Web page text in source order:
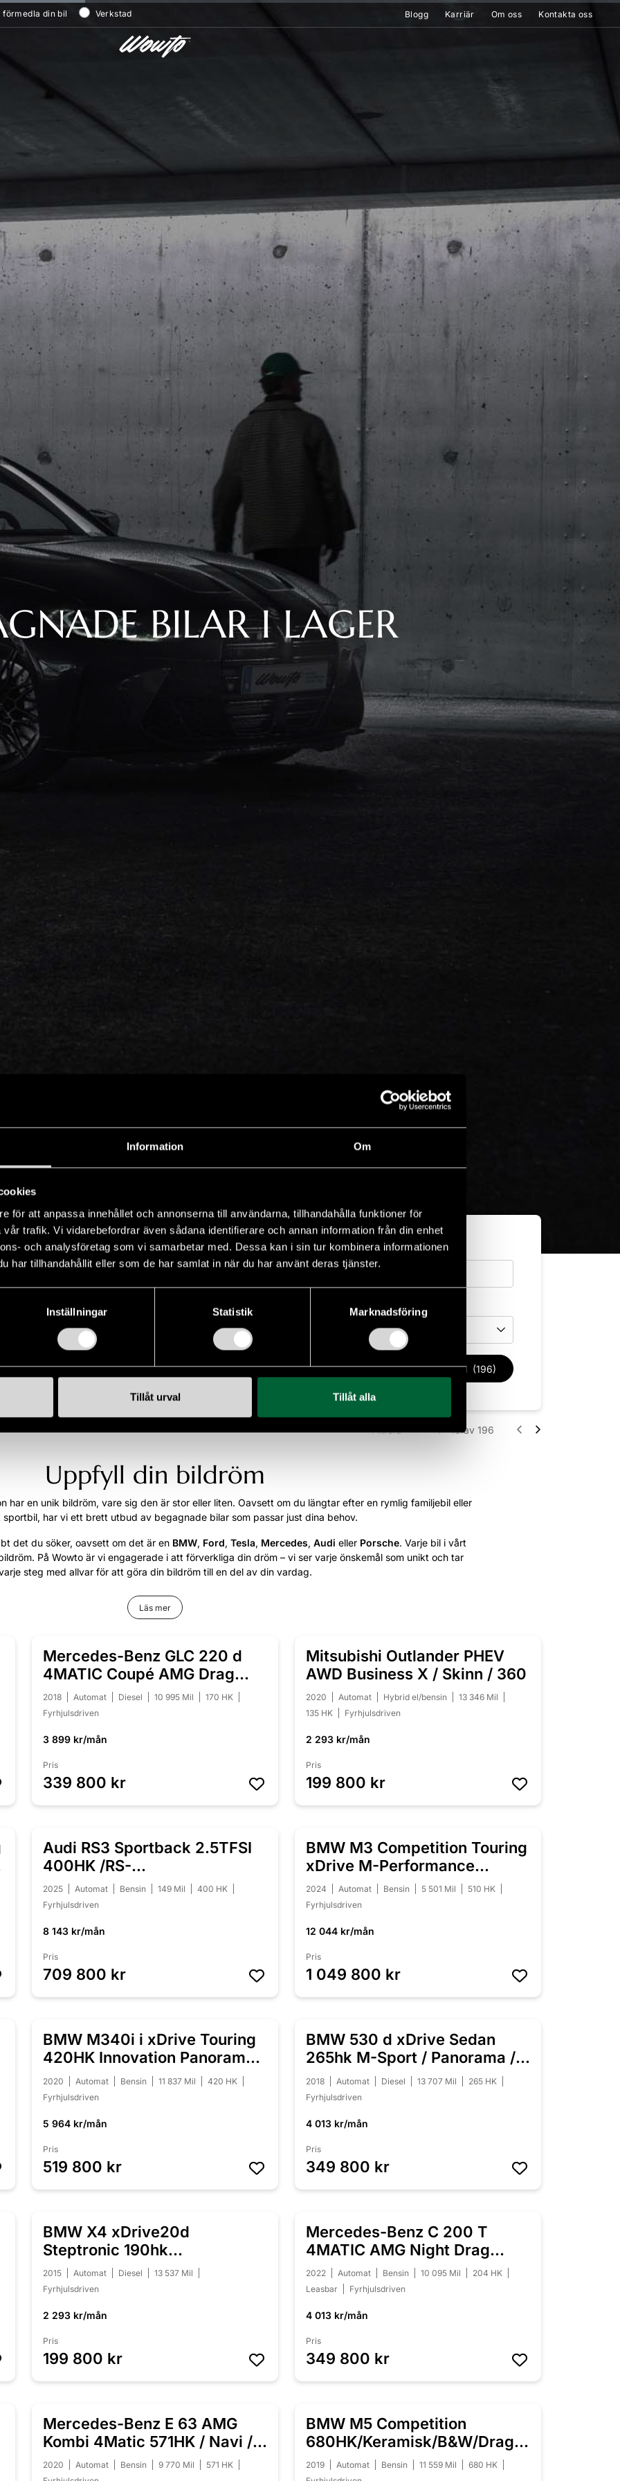
Information Om
för att anpassa innehållet och annonserna till användarna, tillhandahålla funktioner för
trafik. Vi vidarebefordrar även sådana identifierare och annan information från din enhet
och analysföretag som vi samarbetar med. Dessa kan i sin tur kombinera informationen
har tillhandahållit eller som de har samlat in när du har använt deras tjänster.
Inställningar Statistik Marknadsföring
Tillåt urval Tillåt alla
förmedla din bil Verkstad Blogg Karriär Om oss Kontakta oss
BILAR I LAGER
utrustning
Drivmedel
Drivmedel
Mina favoriter Rensa filter Sök bil (196)
Filtrera 1 - 18av 196
Uppfyll din bildröm
har en unik bildröm, vare sig den är stor eller liten. Oavsett om du längtar efter en rymlig familjebil eller
sportbil, har vi ett brett utbud av begagnade bilar som passar just dina behov.
det du söker, oavsett om det är en BMW, Ford, Tesla, Mercedes, Audi eller Porsche. Varje bil i vårt
På Wowto är vi engagerade i att förverkliga din dröm – vi ser varje önskemål som unikt och tar
steg med allvar för att göra din bildröm till en del av din vardag.
Läs mer
NYINKOMMEN
Mercedes-Benz GLC 220 d
4MATIC Coupé AMG Drag
Panorama
2018 Automat Diesel 10 995 Mil
170 HK
Fyrhjulsdriven
3 899 kr/mån
Pris
339 800 kr
NYINKOMMEN
Mitsubishi Outlander PHEV
AWD Business X / Skinn / 360
2020 Automat Hybrid el/bensin
13 346 Mil
135 HK
Fyrhjulsdriven
2 293 kr/mån
Pris
199 800 kr
NYINKOMMEN
Audi RS3 Sportback 2.5TFSI
400HK /RS-
Skalstolar/Svensksåld
2025 Automat Bensin 149 Mil
400 HK
Fyrhjulsdriven
8 143 kr/mån
Pris
709 800 kr
NYINKOMMEN
BMW M3 Competition Touring
xDrive M-Performance
Individual
2024 Automat Bensin 5 501 Mil
510 HK
Fyrhjulsdriven
12 044 kr/mån
Pris
1 049 800 kr
NYINKOMMEN
BMW M340i i xDrive Touring
420HK Innovation Panorama
Laser
2020 Automat Bensin 11 837 Mil
420 HK
Fyrhjulsdriven
5 964 kr/mån
Pris
519 800 kr
NYINKOMMEN
BMW 530 d xDrive Sedan
265hk M-Sport / Panorama /
HUD / H/K
2018 Automat Diesel 13 707 Mil
265 HK
Fyrhjulsdriven
4 013 kr/mån
Pris
349 800 kr
BMW X4 xDrive20d
Steptronic 190hk
Drag/Värmare/Backkamera
2015 Automat Diesel
13 537 Mil
Fyrhjulsdriven
2 293 kr/mån
Pris
199 800 kr
NYINKOMMEN
Mercedes-Benz C 200 T
4MATIC AMG Night Drag
Värmare Moms
2022 Automat Bensin 10 095 Mil
204 HK
Leasbar
Fyrhjulsdriven
4 013 kr/mån
Pris
349 800 kr
NYINKOMMEN
Mercedes-Benz E 63 AMG
Kombi 4Matic 571HK / Navi /
Pano
2020 Automat Bensin 9 770 Mil
571 HK
BMW M5 Competition
680HK/Keramisk/B&W/Drag/SoftClose/Se
spec
2019 Automat Bensin 11 559 Mil
680 HK